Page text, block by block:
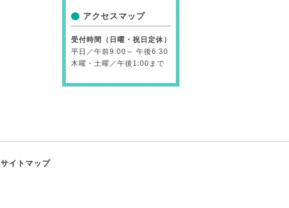
アクセスマップ
受付時間（日曜・祝日定休）
平日／午前9:00～ 午後6:30
木曜・土曜／午後1:00まで
サイトマップ